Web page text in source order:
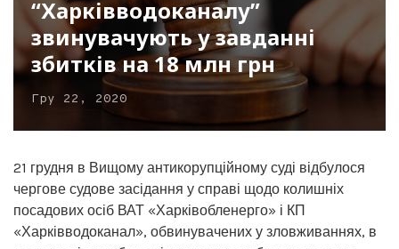
“Харківводоканалу”
звинувачують у завданні
збитків на 18 млн грн
Гру 22, 2020
21 грудня в Вищому антикорупційному суді відбулося
чергове судове засідання у справі щодо колишніх
посадових осіб ВАТ «Харківобленерго» і КП
«Харківводоканал», обвинувачених у зловживаннях, в